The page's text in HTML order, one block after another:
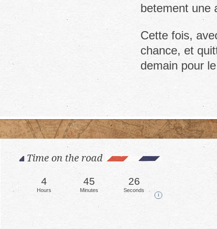
betement une
Cette fois,
chance, et
demain pour
Time on the road
4
Hours
45
Minutes
29
Seconds
i